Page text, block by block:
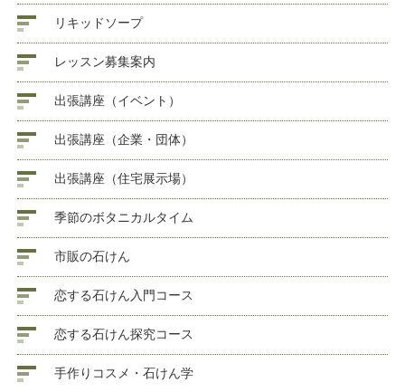
リキッドソープ
レッスン募集案内
出張講座（イベント）
出張講座（企業・団体）
出張講座（住宅展示場）
季節のボタニカルタイム
市販の石けん
恋する石けん入門コース
恋する石けん探究コース
手作りコスメ・石けん学